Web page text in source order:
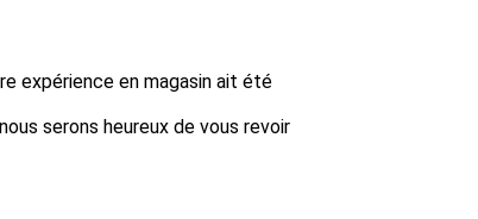
expérience en magasin ait été
serons heureux de vous revoir